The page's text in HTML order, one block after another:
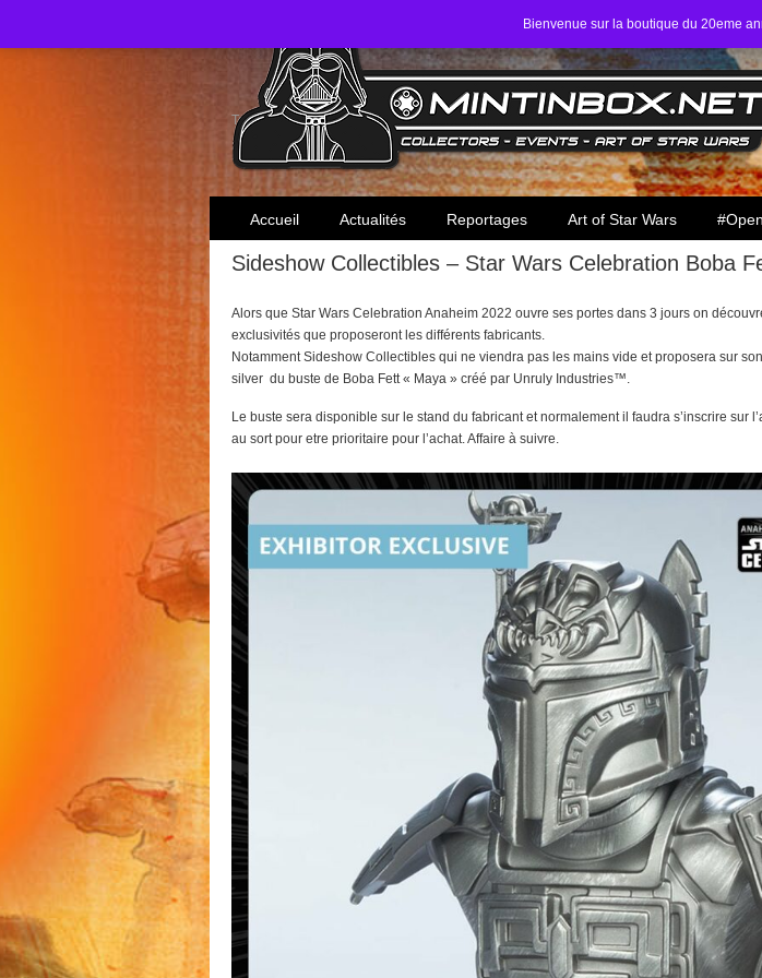
Bienvenue sur la boutique du 20eme
Toute l'actualité des collectionneurs Star Wars
Accueil Actualités Reportages Art of Star Wars
Sideshow Collectibles – Star Wars Celebration Boba
Alors que Star Wars Celebration Anaheim 2022 ouvre ses portes dans 3 jours on
exclusivités que proposeront les différents fabricants.
Notamment Sideshow Collectibles qui ne viendra pas les mains vide et proposera sur
silver du buste de Boba Fett « Maya » créé par Unruly Industries™.
Le buste sera disponible sur le stand du fabricant et normalement il faudra s’inscrire sur
au sort pour etre prioritaire pour l’achat. Affaire à suivre.